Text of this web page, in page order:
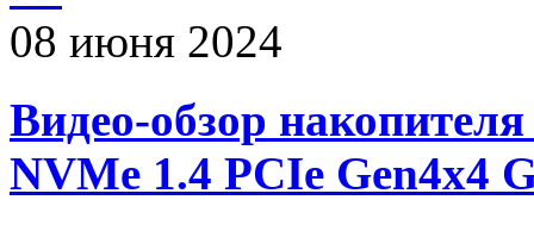
08 июня 2024
Видео-обзор
NVMe 1.4 PCIe Gen4х4